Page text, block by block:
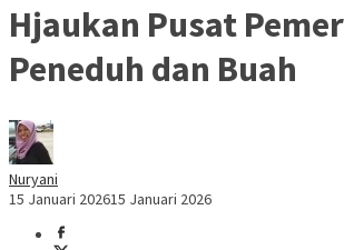
Hjaukan Pusat
Peneduh dan Buah
Nuryani
15 Januari 202615 Januari 2026